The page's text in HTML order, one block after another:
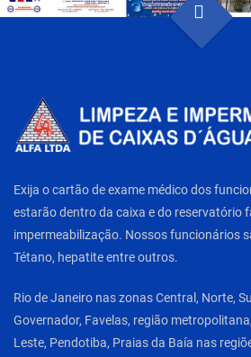
Exija o cartão de exame médico dos
estarão dentro da caixa e do reservatório
impermeabilização. Nossos funcionários
Tétano, hepatite entre outros.
Rio de Janeiro nas zonas Central, Norte,
Governador, Favelas, região
Leste, Pendotiba, Praias da Baía nas